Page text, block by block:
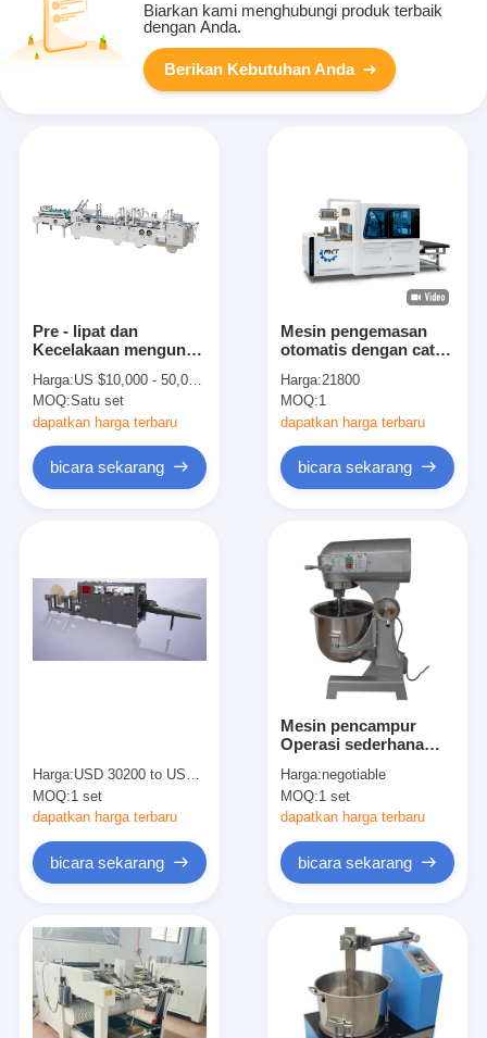
Produk
Video
Biarkan kami menghubungi produk terbaik
dengan Anda.
Berikan Kebutuhan Anda
Pre - lipat dan
Kecelakaan mengunci
Packing Machine
Folder Gluer
Harga:US $10,000 - 50,000 / Set
MOQ:Satu set
dapatkan harga terbaru
bicara sekarang
Mesin pengemasan
otomatis dengan catu
dan 23-32 pcs/min
Kecepatan untuk
lempengan lembaran
logam
Harga:21800
MOQ:1
dapatkan harga terbaru
bicara sekarang
Harga:USD 30200 to USD 35000 per set
MOQ:1 set
dapatkan harga terbaru
bicara sekarang
Mesin pencampur
Operasi sederhana
variabel Pengaturan
kecepatan
pencampuran Drum
Harga:negotiable
MOQ:1 set
dapatkan harga terbaru
bicara sekarang